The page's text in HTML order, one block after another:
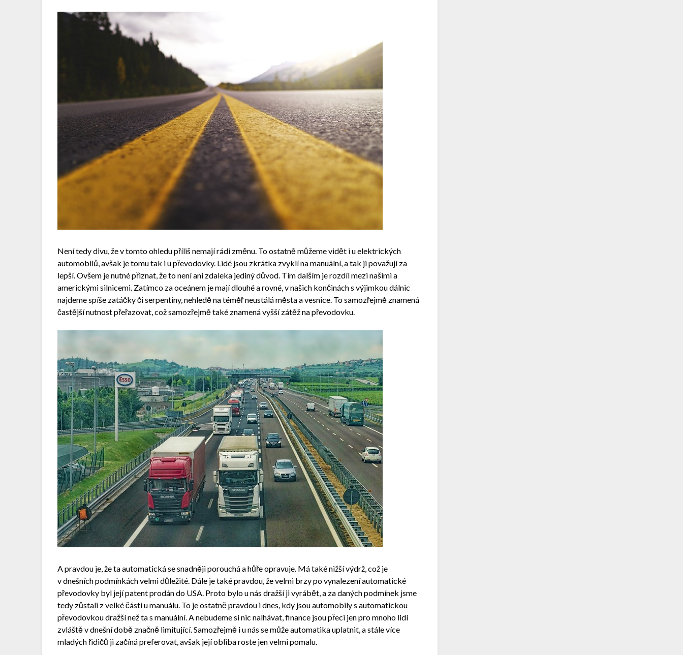
Není tedy divu, že v tomto ohledu příliš nemají rádi změnu. To ostatně můžeme vidět i u elektrických
automobilů, avšak je tomu tak i u převodovky. Lidé jsou zkrátka zvyklí na manuální, a tak ji považují za
lepší. Ovšem je nutné přiznat, že to není ani zdaleka jediný důvod. Tím dalším je rozdíl mezi našimi a
americkými silnicemi. Zatímco za oceánem je mají dlouhé a rovné, v našich končinách s výjimkou dálnic
najdeme spíše zatáčky či serpentiny, nehledě na téměř neustálá města a vesnice. To samozřejmě znamená
častější nutnost přeřazovat, což samozřejmě také znamená vyšší zátěž na převodovku.
A pravdou je, že ta automatická se snadněji porouchá a hůře opravuje. Má také nižší výdrž, což je
v dnešních podmínkách velmi důležité. Dále je také pravdou, že velmi brzy po vynalezení automatické
převodovky byl její patent prodán do USA. Proto bylo u nás dražší ji vyrábět, a za daných podmínek jsme
tedy zůstali z velké části u manuálu. To je ostatně pravdou i dnes, kdy jsou automobily s automatickou
převodovkou dražší než ta s manuální. A nebudeme si nic nalhávat, finance jsou přeci jen pro mnoho lidí
zvláště v dnešní době značně limitující. Samozřejmě i u nás se může automatika uplatnit, a stále více
mladých řidičů ji začíná preferovat, avšak její obliba roste jen velmi pomalu.